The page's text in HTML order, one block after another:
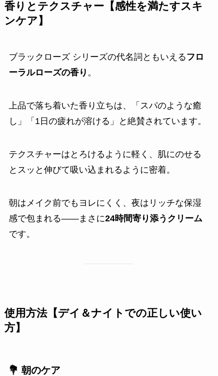
香りとテクスチャー【感性を満たすスキ
ンケア】
ブラックローズ シリーズの代名詞ともいえる フロ
ーラルローズの香り 。
上品で落ち着いた香り立ちは、「スパのような癒
し」「1日の疲れが溶ける」と絶賛されています。
テクスチャーはとろけるように軽く、肌にのせる
とスッと伸びて吸い込まれるように密着。
朝はメイク前でもヨレにくく、夜はリッチな保湿
感で包まれる——まさに24時間寄り添うクリーム
です。
使用方法【デイ＆ナイトでの正しい使い
方】
💐 朝のケア